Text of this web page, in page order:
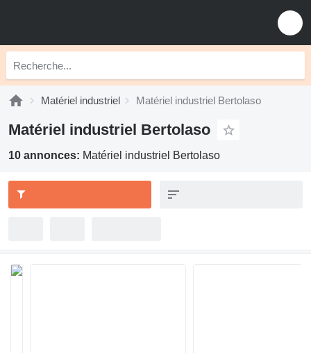
Matériel industriel Matériel industriel Bertolaso
Matériel industriel Bertolaso
10 annonces: Matériel industriel Bertolaso